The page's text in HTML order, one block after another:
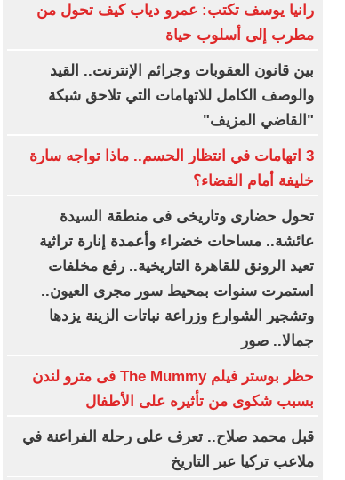
رانيا يوسف تكتب: عمرو دياب كيف تحول من
مطرب إلى أسلوب حياة
بين قانون العقوبات وجرائم الإنترنت.. القيد
والوصف الكامل للاتهامات التي تلاحق شبكة
"القاضي المزيف"
3 اتهامات في انتظار الحسم.. ماذا تواجه سارة
خليفة أمام القضاء؟
تحول حضارى وتاريخى فى منطقة السيدة
عائشة.. مساحات خضراء وأعمدة إنارة تراثية
تعيد الرونق للقاهرة التاريخية.. رفع مخلفات
استمرت سنوات بمحيط سور مجرى العيون..
وتشجير الشوارع وزراعة نباتات الزينة يزدها
جمالا.. صور
حظر بوستر فيلم The Mummy فى مترو لندن
بسبب شكوى من تأثيره على الأطفال
قبل محمد صلاح.. تعرف على رحلة الفراعنة في
ملاعب تركيا عبر التاريخ